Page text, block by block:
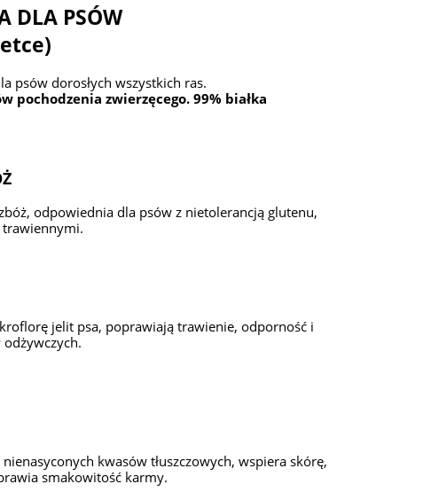
DLA PSÓW
psów dorosłych wszystkich ras.
pochodzenia zwierzęcego. 99% białka
odpowiednia dla psów z nietolerancją glutenu,
jelit psa, poprawiają trawienie, odporność i
odżywczych.
kwasów tłuszczowych, wspiera skórę,
smakowitość karmy.